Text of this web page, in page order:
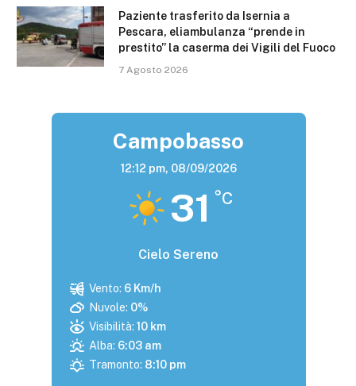
Paziente trasferito da Isernia a
Pescara, eliambulanza “prende in
prestito” la caserma dei Vigili del Fuoco
7 Agosto 2026
Campobasso
12:12 pm, 08/09/2026
31 °C
Cielo Sereno
Vento: 6 Km/h
Nuvole: 0%
Visibilità: 10 km
Alba: 6:03 am
Tramonto: 8:10 pm